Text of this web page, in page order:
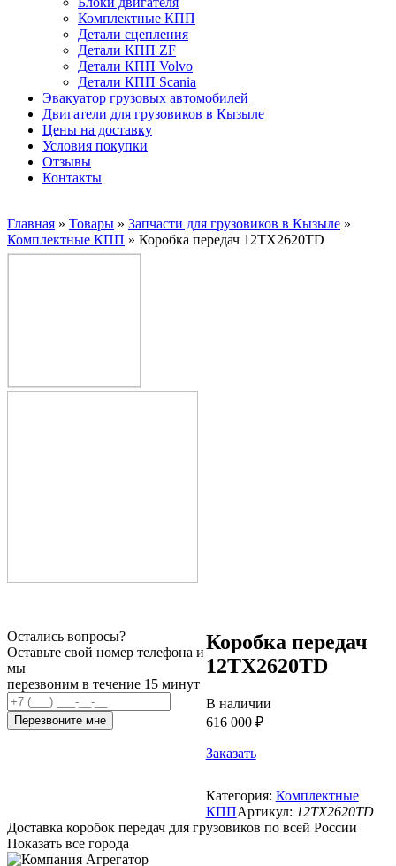
Комплектные КПП
Детали сцепления
Детали КПП ZF
Детали КПП Volvo
Детали КПП Scania
Эвакуатор грузовых автомобилей
Двигатели для грузовиков в Кызыле
Цены на доставку
Условия покупки
Отзывы
Контакты
Главная » Товары » Запчасти для грузовиков в Кызыле »
Комплектные КПП » Коробка передач 12TX2620TD
Коробка передач
12TX2620TD
В наличии
616 000 ₽
Заказать
Категория: Комплектные
КППАртикул: 12TX2620TD
Остались вопросы?
Оставьте свой номер телефона и
мы
перезвоним в течение 15 минут
Перезвоните мне
Доставка коробок передач для грузовиков по всей России
Показать все города